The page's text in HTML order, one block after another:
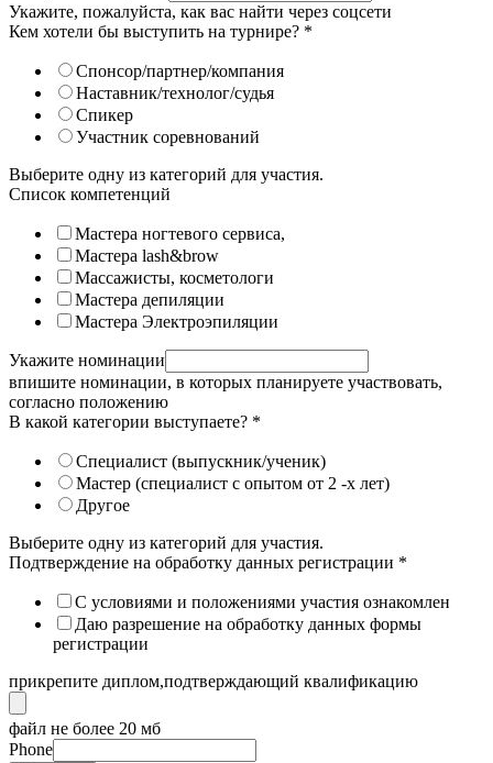
Укажите, пожалуйста, как вас найти через соцсети
Кем хотели бы выступить на турнире? *
Спонсор/партнер/компания
Наставник/технолог/судья
Спикер
Участник соревнований
Выберите одну из категорий для участия.
Список компетенций
Мастера ногтевого сервиса,
Мастера lash&brow
Массажисты, косметологи
Мастера депиляции
Мастера Электроэпиляции
Укажите номинации
впишите номинации, в которых планируете участвовать,
согласно положению
В какой категории выступаете? *
Специалист (выпускник/ученик)
Мастер (специалист с опытом от 2 -х лет)
Другое
Выберите одну из категорий для участия.
Подтверждение на обработку данных регистрации *
С условиями и положениями участия ознакомлен
Даю разрешение на обработку данных формы
регистрации
прикрепите диплом,подтверждающий квалификацию
файл не более 20 мб
Phone